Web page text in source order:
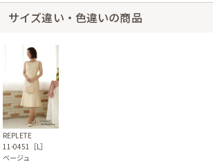
サイズ違い・色違いの商品
REPLETE
11-0451［L］
ベージュ